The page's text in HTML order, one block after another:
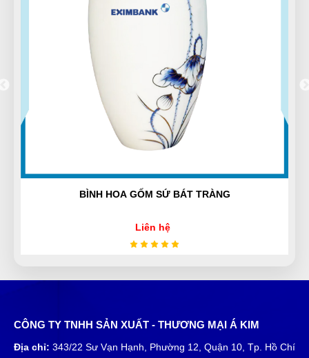
Lan Chi Trần
(Đánh giá 11 tháng trước)
Hàng mới. Không chê vào đâu được. Thanks shop!
DL
Diệu Liên
BÌNH HOA GỐM SỨ BÁT TRÀNG
Liên hệ
CÔNG TY TNHH SẢN XUẤT - THƯƠNG MẠI Á KIM
Địa chỉ: 343/22 Sư Vạn Hạnh, Phường 12, Quận 10, Tp. Hồ Chí